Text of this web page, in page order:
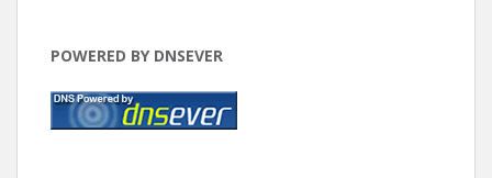
POWERED BY DNSEVER